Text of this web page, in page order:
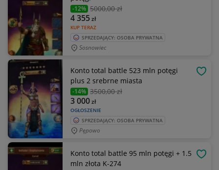
-12% 5000,00 zł
KUP TERAZ
4 355zł
SPRZEDAJĄCY: OSOBA PRYWATNA
Sosnowiec
Konto total battle 523 mln potęgi
plus 2 srebrne miasta
-14% 3500,00 zł
OGŁOSZENIE
3 000zł
SPRZEDAJĄCY: OSOBA PRYWATNA
Pępowo
Konto total battle 95 mln potęgi + 1.5
mln złota K-274